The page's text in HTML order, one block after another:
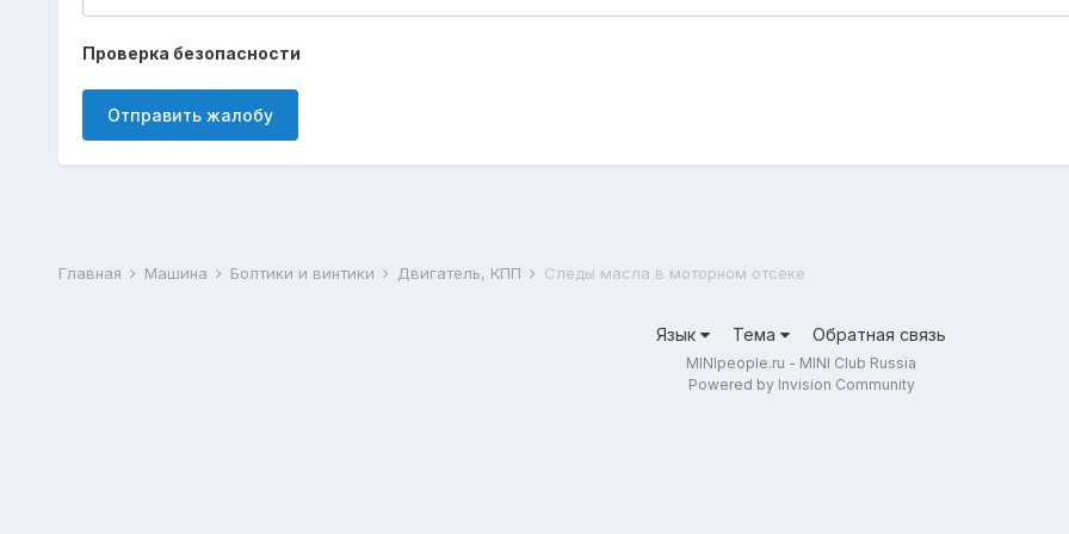
Проверка безопасности
Отправить жалобу
Главная Машина Болтики и винтики Двигатель, КПП Следы масла в моторном отсеке
Язык Тема Обратная связь
MINIpeople.ru - MINI Club Russia
Powered by Invision Community